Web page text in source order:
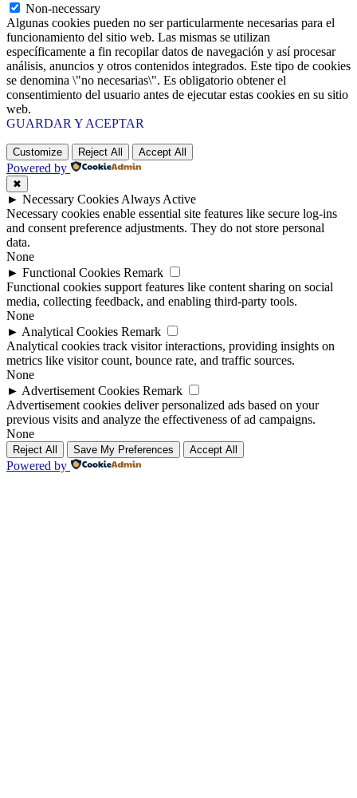
Non-necessary
Algunas cookies pueden no ser particularmente necesarias para el
funcionamiento del sitio web. Las mismas se utilizan
específicamente a fin recopilar datos de navegación y así procesar
análisis, anuncios y otros contenidos integrados. Este tipo de cookies
se denomina \"no necesarias\". Es obligatorio obtener el
consentimiento del usuario antes de ejecutar estas cookies en su sitio
web.
GUARDAR Y ACEPTAR
Customize Reject All Accept All
Powered by
✖
► Necessary Cookies Always Active
Necessary cookies enable essential site features like secure log-ins
and consent preference adjustments. They do not store personal
data.
None
► Functional Cookies Remark
Functional cookies support features like content sharing on social
media, collecting feedback, and enabling third-party tools.
None
► Analytical Cookies Remark
Analytical cookies track visitor interactions, providing insights on
metrics like visitor count, bounce rate, and traffic sources.
None
► Advertisement Cookies Remark
Advertisement cookies deliver personalized ads based on your
previous visits and analyze the effectiveness of ad campaigns.
None
Reject All Save My Preferences Accept All
Powered by